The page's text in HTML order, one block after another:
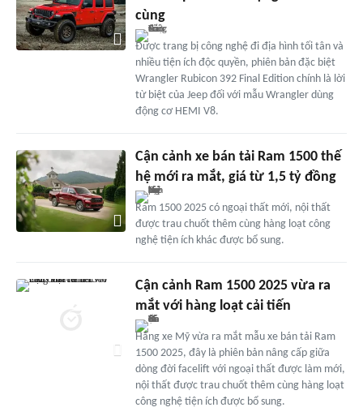
cùng
Được trang bị công nghệ đi địa hình tối tân và
nhiều tiện ích độc quyền, phiên bản đặc biệt
Wrangler Rubicon 392 Final Edition chính là lời
từ biệt của Jeep đối với mẫu Wrangler dùng
động cơ HEMI V8.
Cận cảnh xe bán tải Ram 1500 thế
hệ mới ra mắt, giá từ 1,5 tỷ đồng
Ram 1500 2025 có ngoại thất mới, nội thất
được trau chuốt thêm cùng hàng loạt công
nghệ tiện ích khác được bổ sung.
Cận cảnh Ram 1500 2025 vừa ra
mắt với hàng loạt cải tiến
Hãng xe Mỹ vừa ra mắt mẫu xe bán tải Ram
1500 2025, đây là phiên bản nâng cấp giữa
dòng đời facelift với ngoại thất được làm mới,
nội thất được trau chuốt thêm cùng hàng loạt
công nghệ tiện ích được bổ sung.